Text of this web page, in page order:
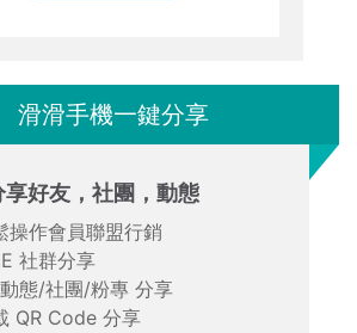
滑滑手機一鍵分享
享好友，社團，動態
操作會員聯盟行銷
社群分享
態/社團/粉專 分享
QR Code 分享